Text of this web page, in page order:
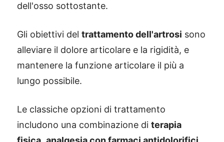
dell'osso sottostante.
Gli obiettivi del trattamento dell'artrosi sono
alleviare il dolore articolare e la rigidità, e
mantenere la funzione articolare il più a
lungo possibile.
Le classiche opzioni di trattamento
includono una combinazione di terapia